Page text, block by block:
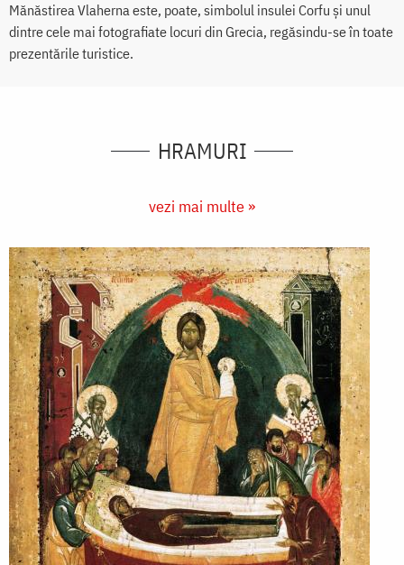
Mănăstirea Vlaherna este, poate, simbolul insulei Corfu şi unul
dintre cele mai fotografiate locuri din Grecia, regăsindu-se în toate
prezentările turistice.
HRAMURI
vezi mai multe »